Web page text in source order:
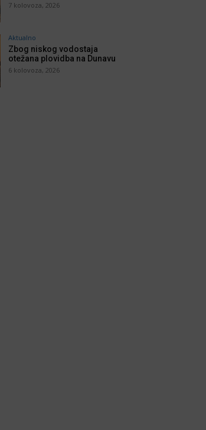
7 kolovoza, 2026
Aktualno
Zbog niskog vodostaja
otežana plovidba na Dunavu
6 kolovoza, 2026